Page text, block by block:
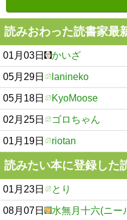
読みおわった読書家最
01月03日 かいざ
05月29日 lanineko
05月18日 KyoMoose
02月25日 ゴロちゃん
01月19日 riotan
読みたい本に登録した
01月23日 とり
08月07日 水無月十六(ニー